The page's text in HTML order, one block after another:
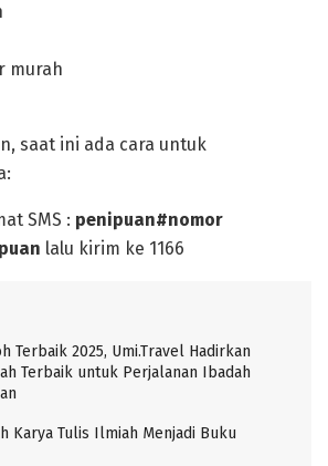
murah
saat ini ada cara untuk
SMS : penipuan#nomor
lalu kirim ke 1166
Terbaik 2025, Umi.Travel Hadirkan
Terbaik untuk Perjalanan Ibadah
Karya Tulis Ilmiah Menjadi Buku